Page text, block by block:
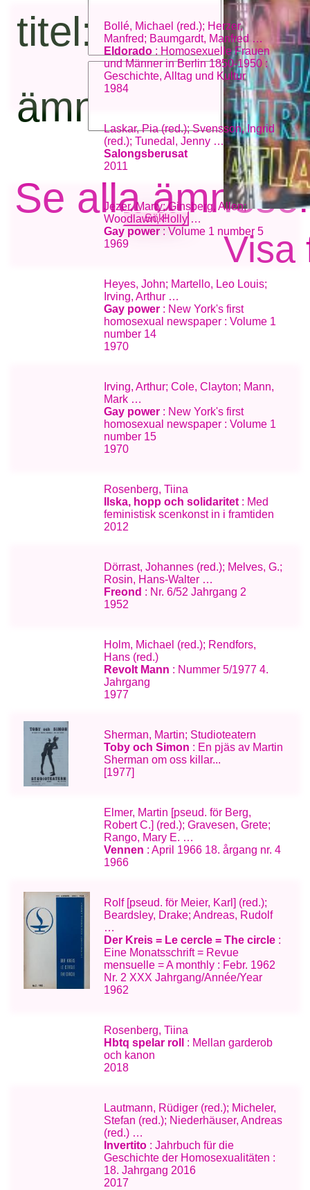
titel:
ämnesord:
Se alla
Visa
Bollé, Michael (red.); Herzer,
Manfred; Baumgardt, Manfred …
Eldorado : Homosexuelle Frauen
und Männer in Berlin 1850-1950 :
Geschichte, Alltag und Kultur
1984
Laskar, Pia (red.); Svensson, Ingrid
(red.); Tunedal, Jenny …
Salongsberusat
2011
Jezer, Marty; Ginsberg, Allen;
Woodlawn, Holly …
Gay power : Volume 1 number 5
1969
Heyes, John; Martello, Leo Louis;
Irving, Arthur …
Gay power : New York's first
homosexual newspaper : Volume 1
number 14
1970
Irving, Arthur; Cole, Clayton; Mann,
Mark …
Gay power : New York's first
homosexual newspaper : Volume 1
number 15
1970
Rosenberg, Tiina
Ilska, hopp och solidaritet : Med
feministisk scenkonst in i framtiden
2012
Dörrast, Johannes (red.); Melves, G.;
Rosin, Hans-Walter …
Freond : Nr. 6/52 Jahrgang 2
1952
Holm, Michael (red.); Rendfors,
Hans (red.)
Revolt Mann : Nummer 5/1977 4.
Jahrgang
1977
Sherman, Martin; Studioteatern
Toby och Simon : En pjäs av Martin
Sherman om oss killar...
[1977]
Elmer, Martin [pseud. för Berg,
Robert C.] (red.); Gravesen, Grete;
Rango, Mary E. …
Vennen : April 1966 18. årgang nr. 4
1966
Rolf [pseud. för Meier, Karl] (red.);
Beardsley, Drake; Andreas, Rudolf
…
Der Kreis = Le cercle = The circle :
Eine Monatsschrift = Revue
mensuelle = A monthly : Febr. 1962
Nr. 2 XXX Jahrgang/Année/Year
1962
Rosenberg, Tiina
Hbtq spelar roll
: Mellan garderob
och kanon
2018
Lautmann, Rüdiger (red.); Micheler,
Stefan (red.); Niederhäuser, Andreas
(red.) …
Invertito : Jahrbuch für die
Geschichte der Homosexualitäten :
18. Jahrgang 2016
2017